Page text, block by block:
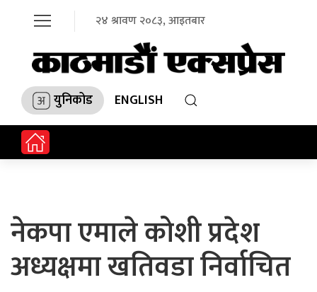
२४ श्रावण २०८३, आइतबार
युनिकोड ENGLISH
नेकपा एमाले कोशी प्रदेश
अध्यक्षमा खतिवडा निर्वाचित